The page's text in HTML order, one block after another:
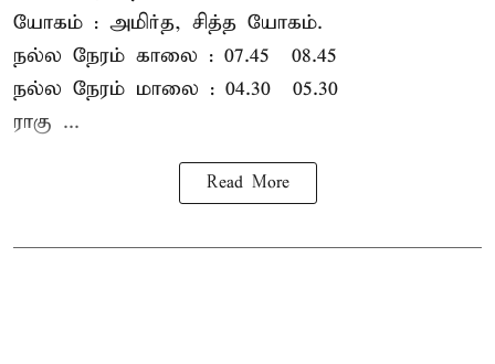
யோகம் : அமிர்த, சித்த யோகம்.
நல்ல நேரம் காலை : 07.45 – 08.45
நல்ல நேரம் மாலை : 04.30 – 05.30
ராகு ...
Read More